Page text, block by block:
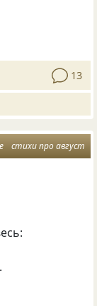
13
стихи про август